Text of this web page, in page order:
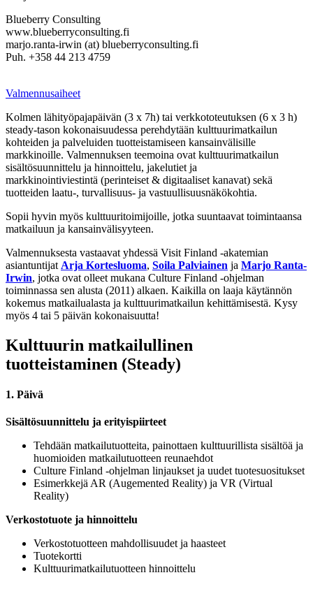
Blueberry Consulting
www.blueberryconsulting.fi
marjo.ranta-irwin (at) blueberryconsulting.fi
Puh. +358 44 213 4759
Valmennusaiheet
Kolmen lähityöpajapäivän (3 x 7h) tai verkkototeutuksen (6 x 3 h)
steady-tason kokonaisuudessa perehdytään kulttuurimatkailun
kohteiden ja palveluiden tuotteistamiseen kansainvälisille
markkinoille. Valmennuksen teemoina ovat kulttuurimatkailun
sisältösuunnittelu ja hinnoittelu, jakelutiet ja
markkinointiviestintä (perinteiset & digitaaliset kanavat) sekä
tuotteiden laatu-, turvallisuus- ja vastuullisuusnäkökohtia.
Sopii hyvin myös kulttuuritoimijoille, jotka suuntaavat toimintaansa
matkailuun ja kansainvälisyyteen.
Valmennuksesta vastaavat yhdessä Visit Finland -akatemian
asiantuntijat Arja Kortesluoma, Soila Palviainen ja Marjo Ranta-
Irwin, jotka ovat olleet mukana Culture Finland -ohjelman
toiminnassa sen alusta (2011) alkaen. Kaikilla on laaja käytännön
kokemus matkailualasta ja kulttuurimatkailun kehittämisestä. Kysy
myös 4 tai 5 päivän kokonaisuutta!
Kulttuurin matkailullinen
tuotteistaminen (Steady)
1. Päivä
Sisältösuunnittelu ja erityispiirteet
Tehdään matkailutuotteita, painottaen kulttuurillista sisältöä ja
huomioiden matkailutuotteen reunaehdot
Culture Finland -ohjelman linjaukset ja uudet tuotesuositukset
Esimerkkejä AR (Augemented Reality) ja VR (Virtual
Reality)
Verkostotuote ja hinnoittelu
Verkostotuotteen mahdollisuudet ja haasteet
Tuotekortti
Kulttuurimatkailutuotteen hinnoittelu